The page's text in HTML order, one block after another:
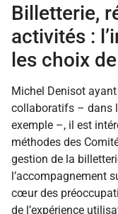
Billetterie,
activités :
les choix
Michel Denisot
collaboratifs – dans
exemple –, il est
méthodes des
gestion de la
l’accompagnement
cœur des
de l’expérience